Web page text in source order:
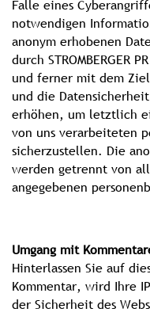
Falle eines
notwendigen
anonym erhobenen
durch STROMBERGER
und ferner mit dem
und die
erhöhen, um letztlich
von uns verarbeiteten
sicherzustellen. Die
werden getrennt von
angegebenen
Umgang mit
Hinterlassen Sie auf
Kommentar, wird Ihre
der Sicherheit des